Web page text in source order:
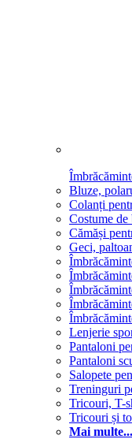
Bluze,
Colanți
Costume de
Cămăși
Geci,
Lenjerie
Pantaloni
Pantaloni
Salopete
Treninguri
Tricouri, T-
Tricouri și
Mai multe...